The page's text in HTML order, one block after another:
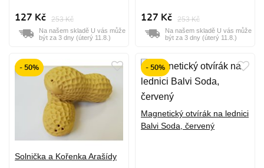
127 Kč 253 Kč
Na našem skladě U vás může
být za 3 dny (úterý 11.8.)
127 Kč 253 Kč
Na našem skladě U vás může
být za 3 dny (úterý 11.8.)
- 50%
Solnička a Kořenka Arašídy
- 50%
Magnetický otvírák na lednici
Balvi Soda, červený